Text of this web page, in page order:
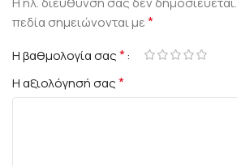
πεδία σημειώνονται με*
Η βαθμολογία σας*
Η αξιολόγησή σας*